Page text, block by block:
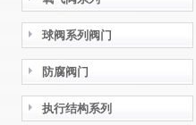
球阀系列阀门
防腐阀门
执行结构系列